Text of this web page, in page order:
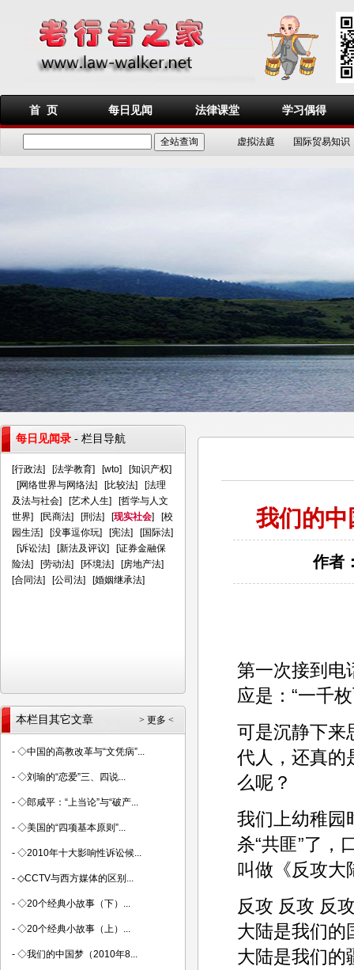
首 页 每日见闻 法律课堂 学习偶得
虚拟法庭 国际贸易知识
我们的中
作者
第一次接到电
应是：“一千
可是沉静下来
代人，还真的
么呢？
我们上幼稚园
杀“共匪”了，
叫做《反攻大
反攻 反攻 反
大陆是我们的
大陆是我们的
每日见闻录 - 栏目导航
[行政法] [法学教育] [wto] [知识产权]
[网络世界与网络法] [比较法] [法理
及法与社会] [艺术人生] [哲学与人文
世界] [民商法] [刑法] [现实社会] [校
园生活] [没事逗你玩] [宪法] [国际法]
[诉讼法] [新法及评议] [证券金融保
险法] [劳动法] [环境法] [房地产法]
[合同法] [公司法] [婚姻继承法]
> 更多 <
本栏目其它文章
- ◇中国的高教改革与“文凭病”...
- ◇刘瑜的“恋爱”三、四说...
- ◇郎咸平：“上当论”与“破产...
- ◇美国的“四项基本原则”...
- ◇2010年十大影响性诉讼候...
- ◇CCTV与西方媒体的区别...
- ◇20个经典小故事（下）...
- ◇20个经典小故事（上）...
- ◇我们的中国梦（2010年8...